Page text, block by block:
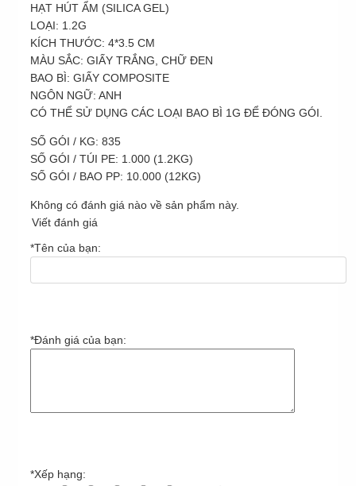
HẠT HÚT ẨM (SILICA GEL)
LOẠI: 1.2G
KÍCH THƯỚC: 4*3.5 CM
MÀU SẮC: GIẤY TRẮNG, CHỮ ĐEN
BAO BÌ: GIẤY COMPOSITE
NGÔN NGỮ: ANH
CÓ THỂ SỬ DỤNG CÁC LOẠI BAO BÌ 1G ĐỂ ĐÓNG GÓI.
SỐ GÓI / KG: 835
SỐ GÓI / TÚI PE: 1.000 (1.2KG)
SỐ GÓI / BAO PP: 10.000 (12KG)
Không có đánh giá nào về sản phẩm này.
Viết đánh giá
*Tên của bạn:
*Đánh giá của bạn:
*Xếp hạng: